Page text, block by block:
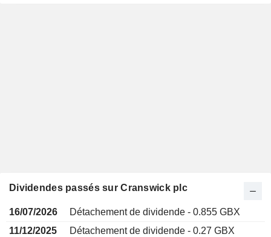
Dividendes passés sur Cranswick plc
16/07/2026
Détachement de dividende - 0.855 GBX
11/12/2025
Détachement de dividende - 0.27 GBX